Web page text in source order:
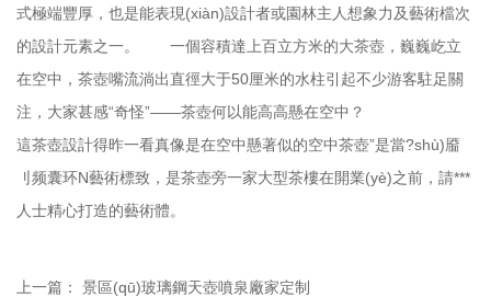
式極端豐厚，也是能表現(xiàn)設計者或園林主人想象力及藝術檔次
的設計元素之一。 一個容積達上百立方米的大茶壺，巍巍屹立
在空中，茶壺嘴流淌出直徑大于50厘米的水柱引起不少游客駐足關
注，大家甚感“奇怪”——茶壺何以能高高懸在空中？
這茶壺設計得昨一看真像是在空中懸著似的空中茶壺”是當?shù)靥
刂频囊环N藝術標致，是茶壺旁一家大型茶樓在開業(yè)之前，請***
人士精心打造的藝術體。
上一篇： 景區(qū)玻璃鋼天壺噴泉廠家定制